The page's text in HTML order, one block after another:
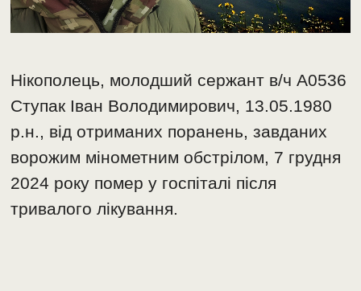
Нікополець, молодший сержант в/ч А0536
Ступак Іван Володимирович, 13.05.1980
р.н., від отриманих поранень, завданих
ворожим мінометним обстрілом, 7 грудня
2024 року помер у госпіталі після
тривалого лікування.